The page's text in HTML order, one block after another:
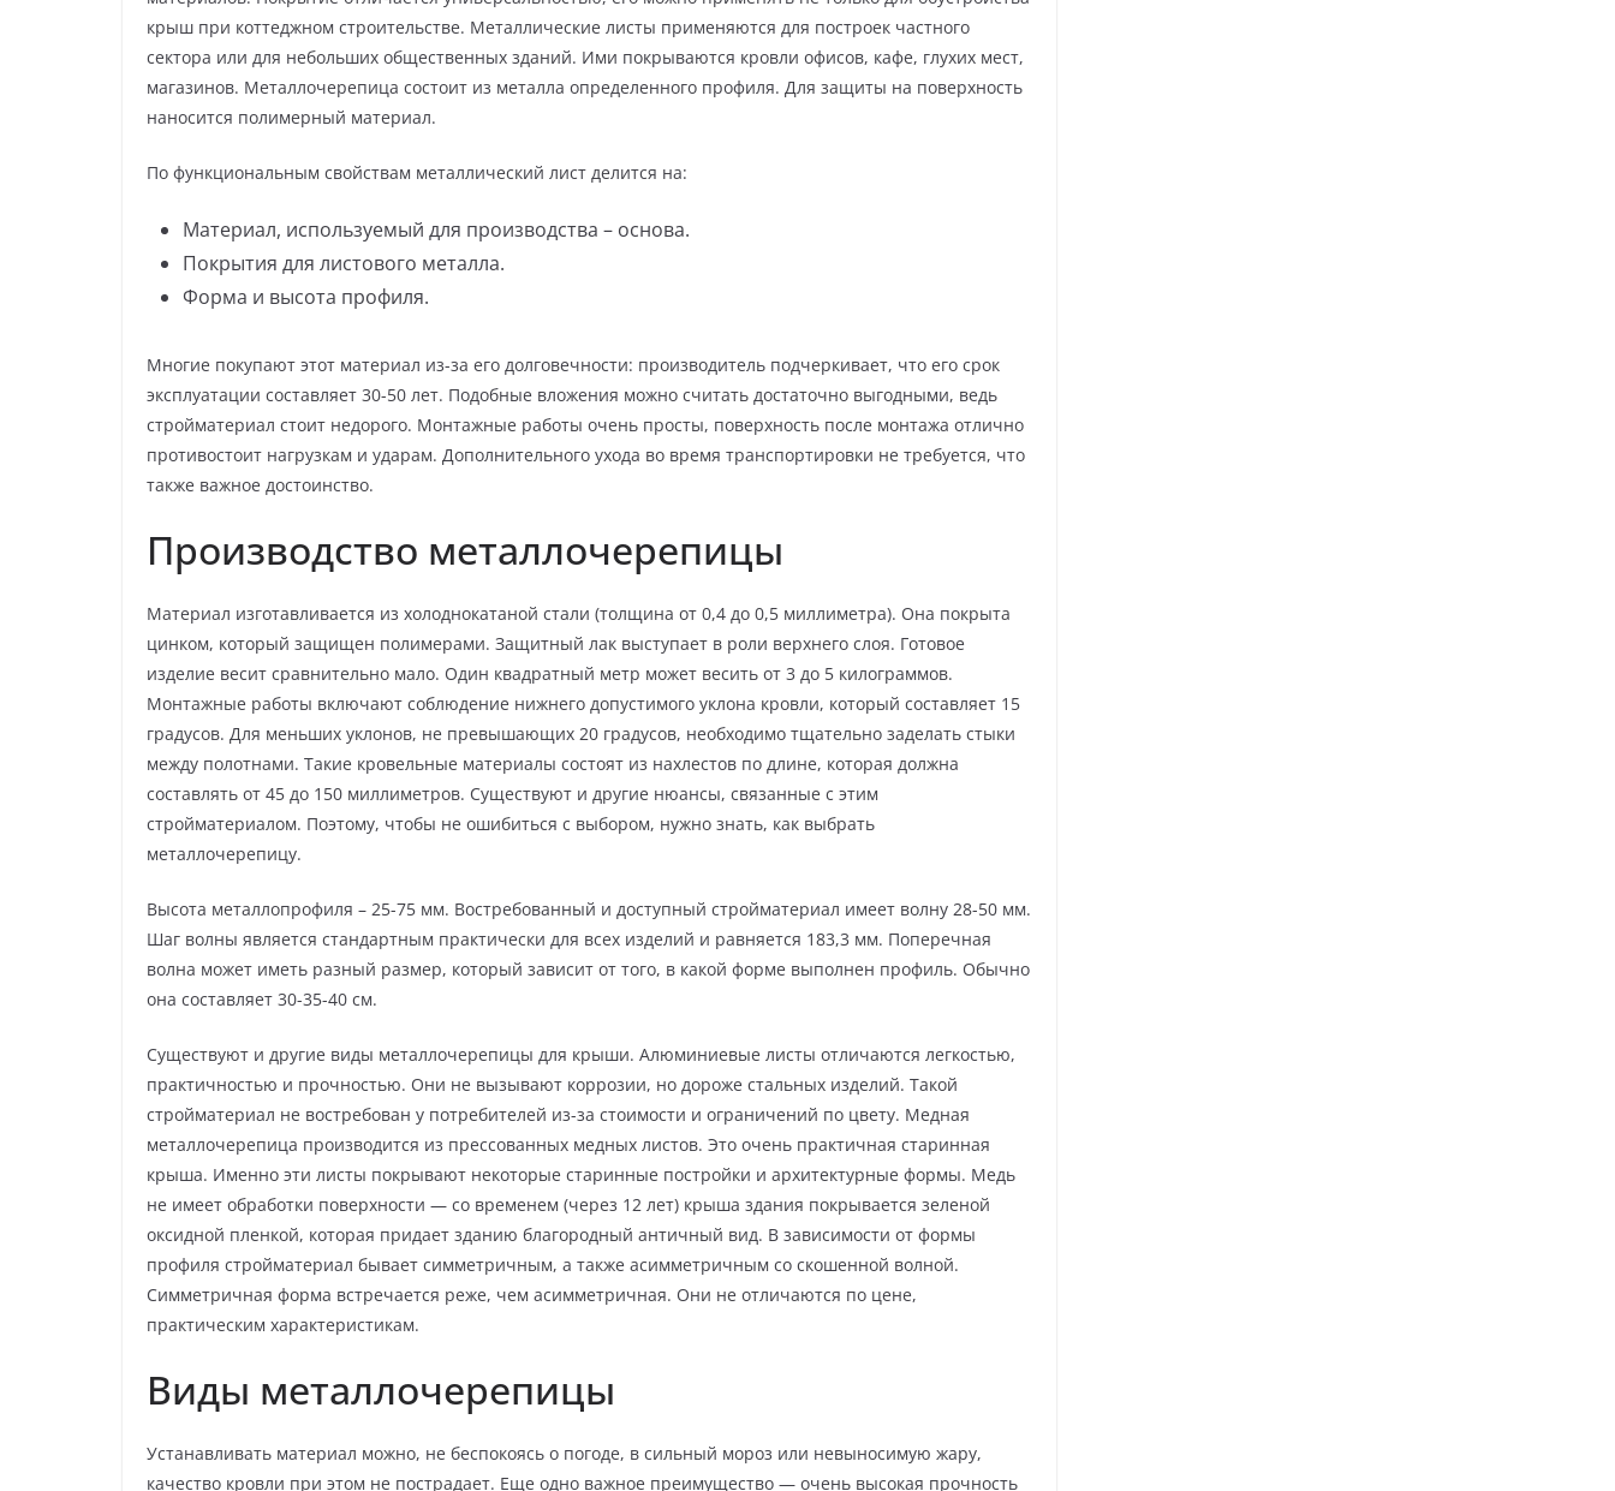
крыш при коттеджном строительстве. Металлические листы применяются для построек частного
сектора или для небольших общественных зданий. Ими покрываются кровли офисов, кафе, глухих мест,
магазинов. Металлочерепица состоит из металла определенного профиля. Для защиты на поверхность
наносится полимерный материал.
По функциональным свойствам металлический лист делится на:
Материал, используемый для производства – основа.
Покрытия для листового металла.
Форма и высота профиля.
Многие покупают этот материал из-за его долговечности: производитель подчеркивает, что его срок
эксплуатации составляет 30-50 лет. Подобные вложения можно считать достаточно выгодными, ведь
стройматериал стоит недорого. Монтажные работы очень просты, поверхность после монтажа отлично
противостоит нагрузкам и ударам. Дополнительного ухода во время транспортировки не требуется, что
также важное достоинство.
Производство металлочерепицы
Материал изготавливается из холоднокатаной стали (толщина от 0,4 до 0,5 миллиметра). Она покрыта
цинком, который защищен полимерами. Защитный лак выступает в роли верхнего слоя. Готовое
изделие весит сравнительно мало. Один квадратный метр может весить от 3 до 5 килограммов.
Монтажные работы включают соблюдение нижнего допустимого уклона кровли, который составляет 15
градусов. Для меньших уклонов, не превышающих 20 градусов, необходимо тщательно заделать стыки
между полотнами. Такие кровельные материалы состоят из нахлестов по длине, которая должна
составлять от 45 до 150 миллиметров. Существуют и другие нюансы, связанные с этим
стройматериалом. Поэтому, чтобы не ошибиться с выбором, нужно знать, как выбрать
металлочерепицу.
Высота металлопрофиля – 25-75 мм. Востребованный и доступный стройматериал имеет волну 28-50 мм.
Шаг волны является стандартным практически для всех изделий и равняется 183,3 мм. Поперечная
волна может иметь разный размер, который зависит от того, в какой форме выполнен профиль. Обычно
она составляет 30-35-40 см.
Существуют и другие виды металлочерепицы для крыши. Алюминиевые листы отличаются легкостью,
практичностью и прочностью. Они не вызывают коррозии, но дороже стальных изделий. Такой
стройматериал не востребован у потребителей из-за стоимости и ограничений по цвету. Медная
металлочерепица производится из прессованных медных листов. Это очень практичная старинная
крыша. Именно эти листы покрывают некоторые старинные постройки и архитектурные формы. Медь
не имеет обработки поверхности — со временем (через 12 лет) крыша здания покрывается зеленой
оксидной пленкой, которая придает зданию благородный античный вид. В зависимости от формы
профиля стройматериал бывает симметричным, а также асимметричным со скошенной волной.
Симметричная форма встречается реже, чем асимметричная. Они не отличаются по цене,
практическим характеристикам.
Виды металлочерепицы
Устанавливать материал можно, не беспокоясь о погоде, в сильный мороз или невыносимую жару,
качество кровли при этом не пострадает. Еще одно важное преимущество — очень высокая прочность